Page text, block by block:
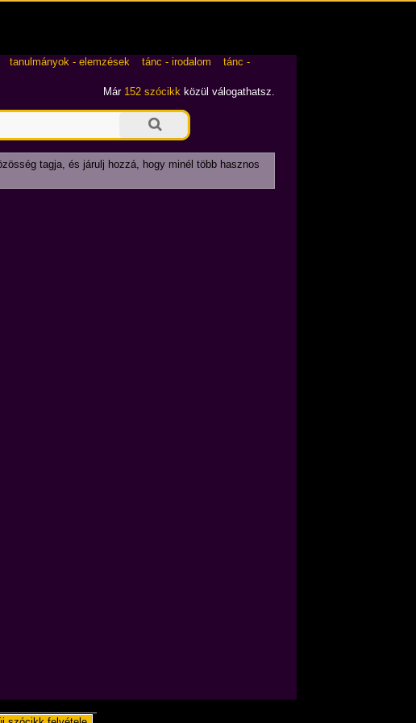
tanulmányok - elemzések tánc - irodalom
tánc -
Már 152 szócikk közül válogathatsz.
tagja, és járulj hozzá, hogy minél több hasznos